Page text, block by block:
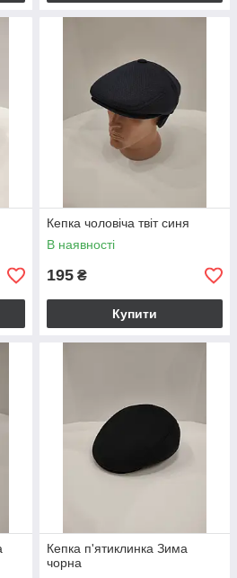
Кепка чоловіча твіт синя
В наявності
195 ₴
Купити
Кепка п'ятиклинка Зима
чорна